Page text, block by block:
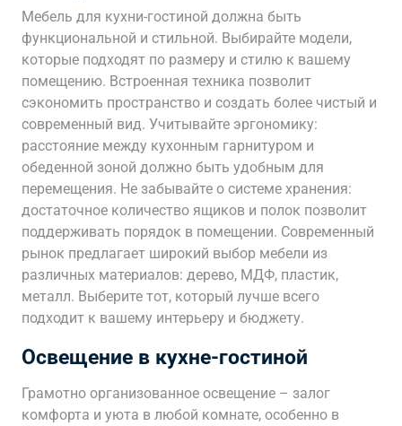
Мебель для кухни-гостиной должна быть
функциональной и стильной. Выбирайте модели,
которые подходят по размеру и стилю к вашему
помещению. Встроенная техника позволит
сэкономить пространство и создать более чистый и
современный вид. Учитывайте эргономику:
расстояние между кухонным гарнитуром и
обеденной зоной должно быть удобным для
перемещения. Не забывайте о системе хранения:
достаточное количество ящиков и полок позволит
поддерживать порядок в помещении. Современный
рынок предлагает широкий выбор мебели из
различных материалов: дерево, МДФ, пластик,
металл. Выберите тот, который лучше всего
подходит к вашему интерьеру и бюджету.
Освещение в кухне-гостиной
Грамотно организованное освещение – залог
комфорта и уюта в любой комнате, особенно в